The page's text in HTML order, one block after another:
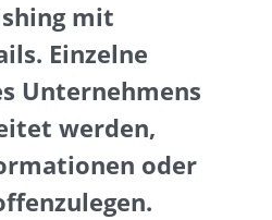
mit
Einzelne
Unternehmens
werden,
oder